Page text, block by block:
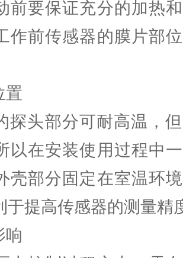
前要保证充分的加热
作前传感器的膜片部
置
探头部分可耐高温，
以在安装使用过程中
壳部分固定在室温环
于提高传感器的测量精
响